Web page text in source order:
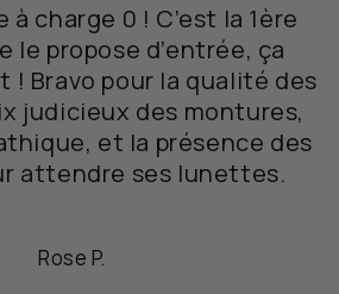
charge 0 ! C’est la 1ère
le propose d’entrée, ça
! Bravo pour la qualité des
judicieux des montures,
et la présence des
attendre ses lunettes.
Rose P.